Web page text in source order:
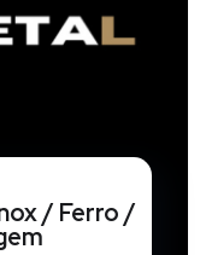
/ Ferro /